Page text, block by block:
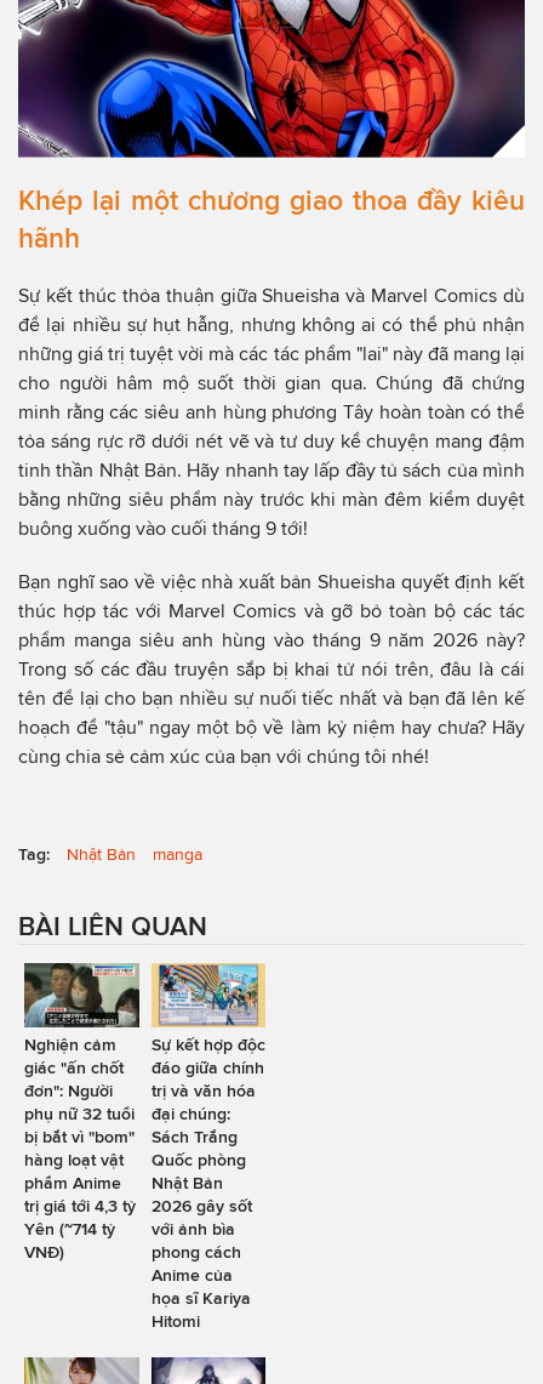
Khép lại một chương giao thoa đầy kiêu
hãnh
Sự kết thúc thỏa thuận giữa Shueisha và Marvel Comics dù
để lại nhiều sự hụt hẫng, nhưng không ai có thể phủ nhận
những giá trị tuyệt vời mà các tác phẩm "lai" này đã mang lại
cho người hâm mộ suốt thời gian qua. Chúng đã chứng
minh rằng các siêu anh hùng phương Tây hoàn toàn có thể
tỏa sáng rực rỡ dưới nét vẽ và tư duy kể chuyện mang đậm
tinh thần Nhật Bản. Hãy nhanh tay lấp đầy tủ sách của mình
bằng những siêu phẩm này trước khi màn đêm kiểm duyệt
buông xuống vào cuối tháng 9 tới!
Bạn nghĩ sao về việc nhà xuất bản Shueisha quyết định kết
thúc hợp tác với Marvel Comics và gỡ bỏ toàn bộ các tác
phẩm manga siêu anh hùng vào tháng 9 năm 2026 này?
Trong số các đầu truyện sắp bị khai tử nói trên, đâu là cái
tên để lại cho bạn nhiều sự nuối tiếc nhất và bạn đã lên kế
hoạch để "tậu" ngay một bộ về làm kỷ niệm hay chưa? Hãy
cùng chia sẻ cảm xúc của bạn với chúng tôi nhé!
Tag: Nhật Bản manga
BÀI LIÊN QUAN
Nghiện cảm
giác "ấn chốt
đơn": Người
phụ nữ 32 tuổi
bị bắt vì "bom"
hàng loạt vật
phẩm Anime
trị giá tới 4,3 tỷ
Yên (~714 tỷ
VNĐ)
Sự kết hợp độc
đáo giữa chính
trị và văn hóa
đại chúng:
Sách Trắng
Quốc phòng
Nhật Bản
2026 gây sốt
với ảnh bìa
phong cách
Anime của
họa sĩ Kariya
Hitomi